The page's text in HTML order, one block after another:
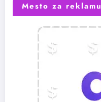
Mesto za reklamu